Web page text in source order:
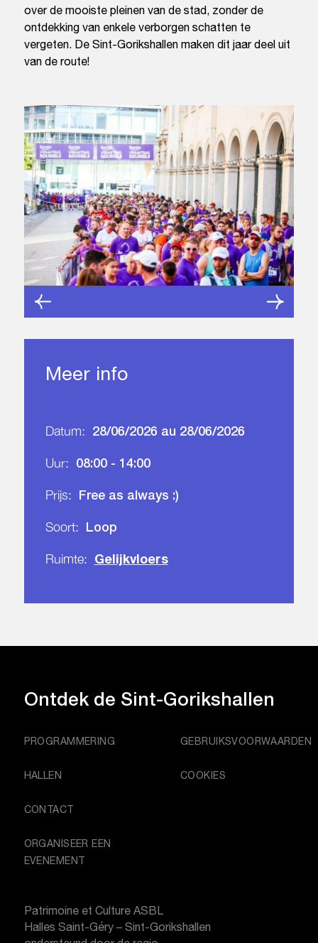
over de mooiste pleinen van de stad, zonder de
ontdekking van enkele verborgen schatten te
vergeten. De Sint-Gorikshallen maken dit jaar deel uit
van de route!
Meer info
Datum: 28/06/2026 au 28/06/2026
Uur: 08:00 - 14:00
Prijs: Free as always :)
Soort: Loop
Ruimte: Gelijkvloers
Ontdek de Sint-Gorikshallen
GEBRUIKSVOORWAARDEN
COOKIES
PROGRAMMERING
HALLEN
CONTACT
ORGANISEER EEN
EVENEMENT
Patrimoine et Culture ASBL
Halles Saint-Géry – Sint-Gorikshallen